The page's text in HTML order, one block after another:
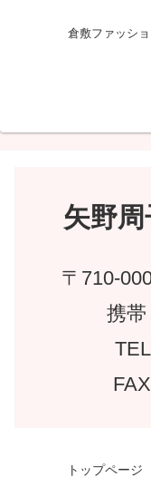
倉敷ファッシ
矢野
〒710-
携
トップページ